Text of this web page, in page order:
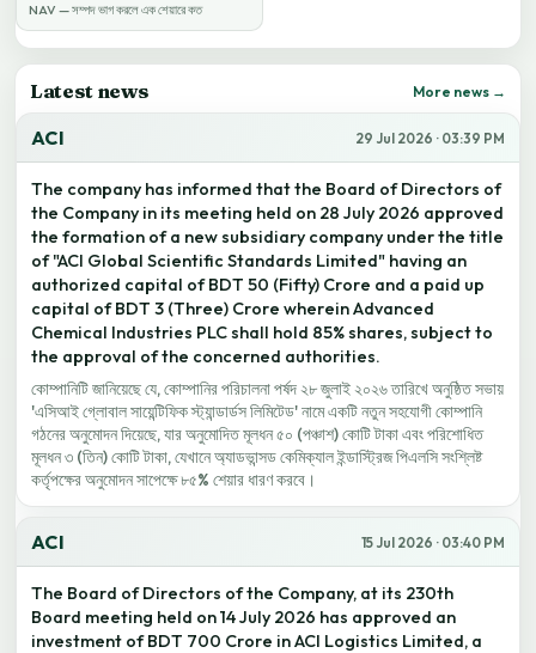
NAV — সম্পদ ভাগ করলে এক শেয়ারে কত
Latest news More news →
ACI 29 Jul 2026 · 03:39 PM
The company has informed that the Board of Directors of
the Company in its meeting held on 28 July 2026 approved
the formation of a new subsidiary company under the title
of "ACI Global Scientific Standards Limited" having an
authorized capital of BDT 50 (Fifty) Crore and a paid up
capital of BDT 3 (Three) Crore wherein Advanced
Chemical Industries PLC shall hold 85% shares, subject to
the approval of the concerned authorities.
কোম্পানিটি জানিয়েছে যে, কোম্পানির পরিচালনা পর্ষদ ২৮ জুলাই ২০২৬ তারিখে অনুষ্ঠিত সভায়
'এসিআই গ্লোবাল সায়েন্টিফিক স্ট্যান্ডার্ডস লিমিটেড' নামে একটি নতুন সহযোগী কোম্পানি
গঠনের অনুমোদন দিয়েছে, যার অনুমোদিত মূলধন ৫০ (পঞ্চাশ) কোটি টাকা এবং পরিশোধিত
মূলধন ৩ (তিন) কোটি টাকা, যেখানে অ্যাডভান্সড কেমিক্যাল ইন্ডাস্ট্রিজ পিএলসি সংশ্লিষ্ট
কর্তৃপক্ষের অনুমোদন সাপেক্ষে ৮৫% শেয়ার ধারণ করবে।
ACI 15 Jul 2026 · 03:40 PM
The Board of Directors of the Company, at its 230th
Board meeting held on 14 July 2026 has approved an
investment of BDT 700 Crore in ACI Logistics Limited, a